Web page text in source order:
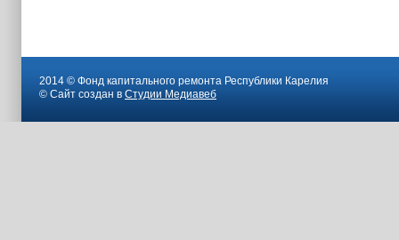
2014 © Фонд капитального ремонта Республики Карелия
© Сайт создан в Студии Медиавеб